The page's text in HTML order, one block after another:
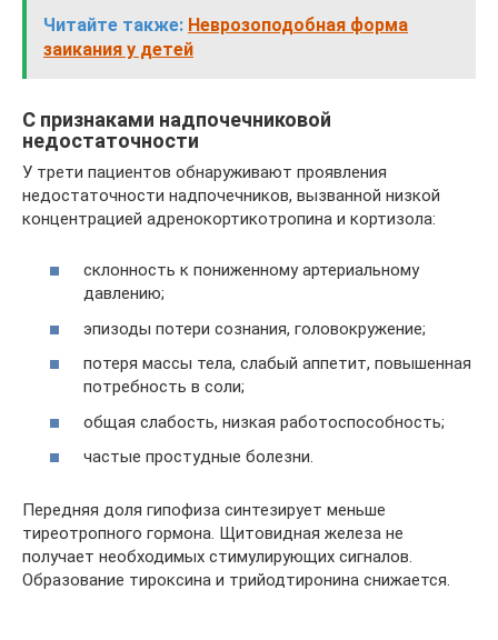
Читайте также: Неврозоподобная форма
заикания у детей
С признаками надпочечниковой
недостаточности
У трети пациентов обнаруживают проявления
недостаточности надпочечников, вызванной низкой
концентрацией адренокортикотропина и кортизола:
склонность к пониженному артериальному
давлению;
эпизоды потери сознания, головокружение;
потеря массы тела, слабый аппетит, повышенная
потребность в соли;
общая слабость, низкая работоспособность;
частые простудные болезни.
Передняя доля гипофиза синтезирует меньше
тиреотропного гормона. Щитовидная железа не
получает необходимых стимулирующих сигналов.
Образование тироксина и трийодтиронина снижается.